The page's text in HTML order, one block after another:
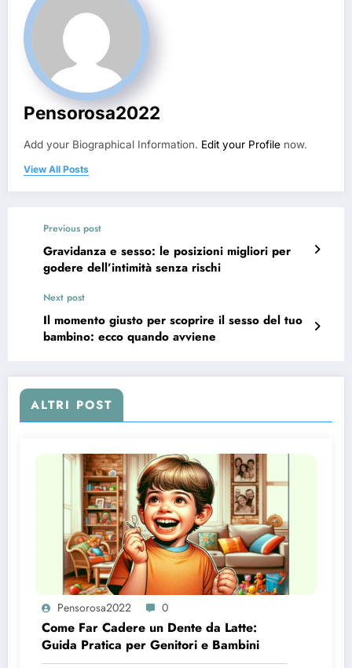
Pensorosa2022
Add your Biographical Information. Edit your Profile now.
View All Posts
Previous post
Gravidanza e sesso: le posizioni migliori per
godere dell’intimità senza rischi
Next post
Il momento giusto per scoprire il sesso del tuo
bambino: ecco quando avviene
ALTRI POST
Pensorosa2022 0
Come Far Cadere un Dente da Latte:
Guida Pratica per Genitori e Bambini